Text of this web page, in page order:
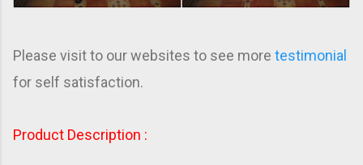
Please visit to our websites to see more testimonial
for self satisfaction.
Product Description :